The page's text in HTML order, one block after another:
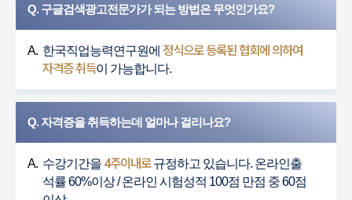
Q. 구글검색광고전문가가 되는 방법은 무엇인가요?
A. 한국직업능력연구원에 정식으로 등록된 협회에 의하여
자격증 취득이 가능합니다.
Q. 자격증을 취득하는데 얼마나 걸리나요?
A. 수강기간을 4주이내로규정하고 있습니다. 온라인출
석률 60%이상 / 온라인 시험성적 100점 만점 중 60점